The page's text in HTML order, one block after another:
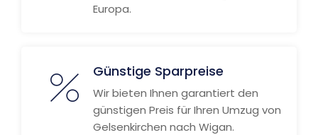
Europa.
Günstige Sparpreise
Wir bieten Ihnen garantiert den
günstigen Preis für Ihren Umzug von
Gelsenkirchen nach Wigan.